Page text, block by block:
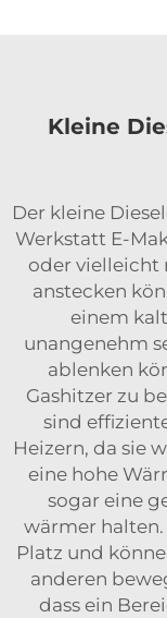
Kleine
Der kleine
Werkstatt E-
oder vielleicht
anstecken
einem
unangenehm
ablenken
Gashitzer zu
sind
Heizern, da sie
eine hohe
sogar eine
wärmer
Platz und
anderen
dass ein